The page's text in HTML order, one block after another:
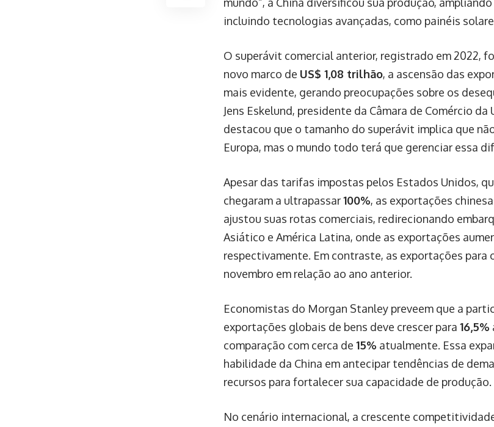
incluindo tecnologias avançadas, como painéis
O superávit comercial anterior, registrado em 2022,
novo marco de US$ 1,08 trilhão, a ascensão das
mais evidente, gerando preocupações sobre os
Jens Eskelund, presidente da Câmara de Comércio da
destacou que o tamanho do superávit implica que
Europa, mas o mundo todo terá que gerenciar essa
Apesar das tarifas impostas pelos Estados Unidos,
chegaram a ultrapassar100%, as exportações
ajustou suas rotas comerciais, redirecionando
Asiático e América Latina, onde as exportações
respectivamente. Em contraste, as exportações para
novembro em relação ao ano anterior.
Economistas do Morgan Stanley preveem que a
exportações globais de bens deve crescer para 16,5%
comparação com cerca de 15% atualmente. Essa
habilidade da China em antecipar tendências de
recursos para fortalecer sua capacidade de produção.
No cenário internacional, a crescente